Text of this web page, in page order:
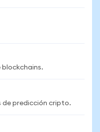
blockchains.
de predicción cripto.